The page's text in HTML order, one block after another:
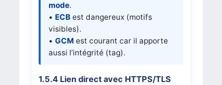
mode.
• ECBest dangereux (motifs
visibles).
• GCM est courant car il apporte
aussi l’intégrité (tag).
1.5.4 Lien direct avec HTTPS/TLS